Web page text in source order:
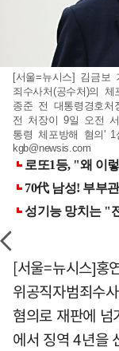
[서울=뉴시스] 김금보
죄수사처(공수처)의
종준 전 대통령경호
전 처장이 9일 오전
통령 체포방해 혐의' 1
kgb@newsis.com
[서울=뉴시스]홍
위공직자범죄수
혐의로 재판에
에서 징역 4년을